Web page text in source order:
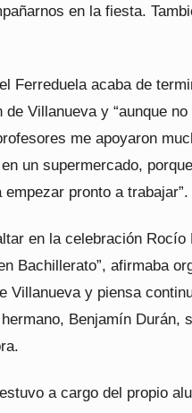
en la fiesta.
Ferreduela acaba de
de Villanueva y “aunque
me apoyaron
un supermercado,
empezar pronto a trabajar”.
en la celebración
Bachillerato”, afirmaba
Villanueva y piensa
Benjamín Durán,
a cargo del propio